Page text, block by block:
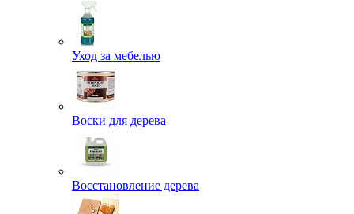
Уход за мебелью
Воски для дерева
Восстановление дерева